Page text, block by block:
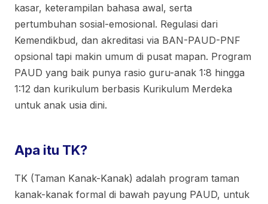
kasar, keterampilan bahasa awal, serta
pertumbuhan sosial-emosional. Regulasi dari
Kemendikbud, dan akreditasi via BAN-PAUD-PNF
opsional tapi makin umum di pusat mapan. Program
PAUD yang baik punya rasio guru-anak 1:8 hingga
1:12 dan kurikulum berbasis Kurikulum Merdeka
untuk anak usia dini.
Apa itu TK?
TK (Taman Kanak-Kanak) adalah program taman
kanak-kanak formal di bawah payung PAUD, untuk